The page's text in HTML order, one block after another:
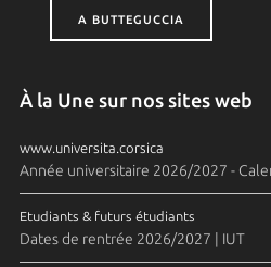
A BUTTEGUCCIA
À la Une sur nos sites web
www.universita.corsica
Année universitaire 2026/2027 -
Etudiants & futurs étudiants
Dates de rentrée 2026/2027 | IUT